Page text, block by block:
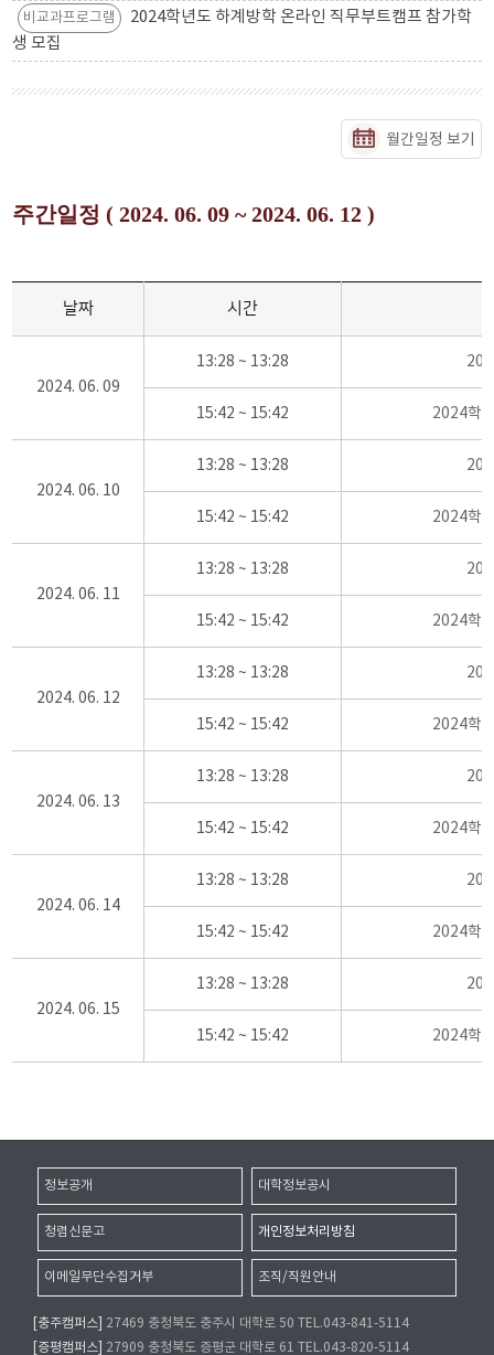
비교과프로그램
2024학년도 하계방학 온라인 직무부트캠프 참가학
생 모집
월간일정 보기
주간일정 ( 2024. 06. 09 ~ 2024. 06. 12 )
날짜 시간
2024. 06. 09
13:28 ~ 13:28
15:42 ~ 15:42 2024학
2024. 06. 10
13:28 ~ 13:28
15:42 ~ 15:42 2024학
2024. 06. 11
13:28 ~ 13:28
15:42 ~ 15:42 2024학
2024. 06. 12
13:28 ~ 13:28
15:42 ~ 15:42 2024학
2024. 06. 13
13:28 ~ 13:28
15:42 ~ 15:42 2024학
2024. 06. 14
13:28 ~ 13:28
15:42 ~ 15:42 2024학
2024. 06. 15
13:28 ~ 13:28
15:42 ~ 15:42 2024학
정보공개 대학정보공시
청렴신문고 개인정보처리방침
이메일무단수집거부 조직/직원안내
[충주캠퍼스]
27469 충청북도 충주시 대학로 50 TEL.043-841-5114
[증평캠퍼스]
27909 충청북도 증평군 대학로 61 TEL.043-820-5114